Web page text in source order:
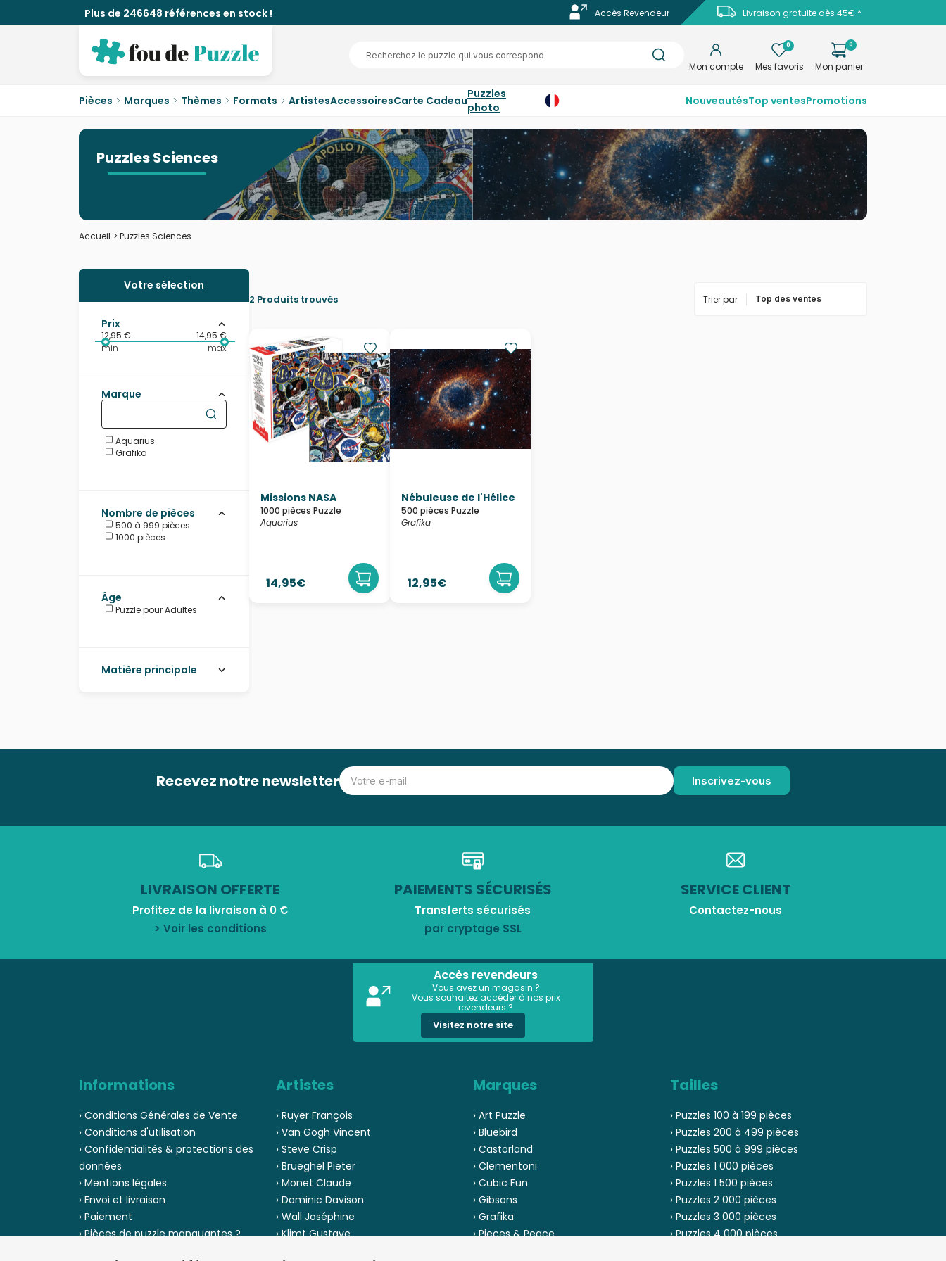
Plus de 246648 références en stock ! Livraison gratuite dès 45€ *
Accès Revendeur
Mon compte
0
Mes favoris
0
Mon panier
Pièces Marques Thèmes Formats ArtistesAccessoiresCarte CadeauPuzzles
photo
NouveautésTop ventesPromotions
Puzzles Sciences
Accueil > Puzzles Sciences
2 Produits trouvés Trier par
Missions NASA
1000 pièces Puzzle
Aquarius
14,95€
Nébuleuse de l'Hélice
500 pièces Puzzle
Grafika
12,95€
Votre sélection
Prix
12,95 €
14,95 €
min
max
Marque
Aquarius
Grafika
Nombre de pièces
500 à 999 pièces
1000 pièces
Âge
Puzzle pour Adultes
Matière principale
Recevez notre newsletter
LIVRAISON OFFERTE
Profitez de la livraison à 0 €
> Voir les conditions
PAIEMENTS SÉCURISÉS
Transferts sécurisés
par cryptage SSL
SERVICE CLIENT
Contactez-nous
Accès revendeurs
Vous avez un magasin ?
Vous souhaitez accéder à nos prix
revendeurs ?
Visitez notre site
Informations
› Conditions Générales de Vente
› Conditions d'utilisation
› Confidentialités & protections des
données
› Mentions légales
› Envoi et livraison
› Paiement
› Pièces de puzzle manquantes ?
Artistes
› Ruyer François
› Van Gogh Vincent
› Steve Crisp
› Brueghel Pieter
› Monet Claude
› Dominic Davison
› Wall Joséphine
› Klimt Gustave
Marques
› Art Puzzle
› Bluebird
› Castorland
› Clementoni
› Cubic Fun
› Gibsons
› Grafika
› Pieces & Peace
Tailles
› Puzzles 100 à 199 pièces
› Puzzles 200 à 499 pièces
› Puzzles 500 à 999 pièces
› Puzzles 1 000 pièces
› Puzzles 1 500 pièces
› Puzzles 2 000 pièces
› Puzzles 3 000 pièces
› Puzzles 4 000 pièces